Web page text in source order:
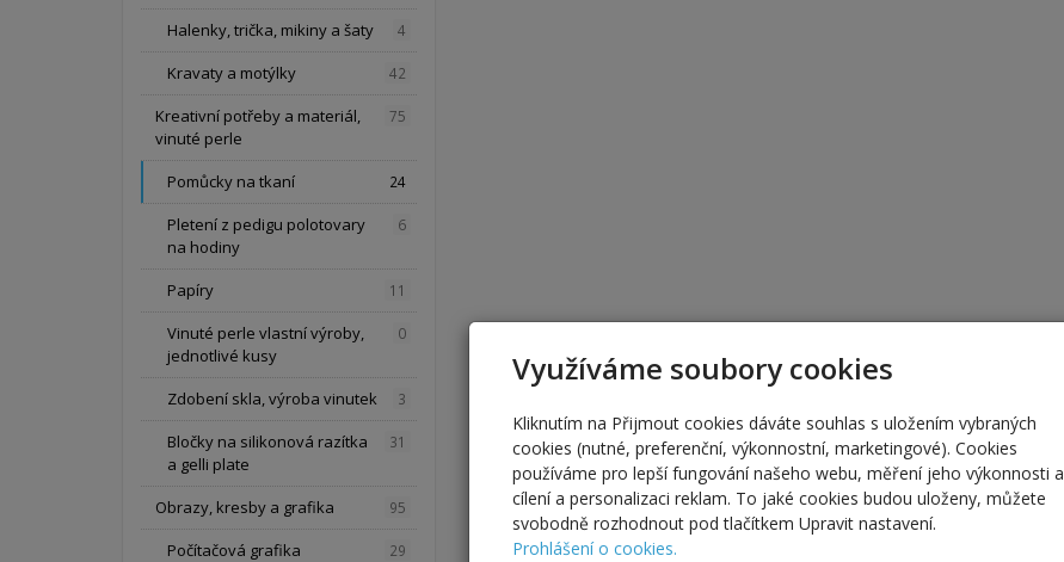
Halenky, trička, mikiny a šaty 4
Kravaty a motýlky 42
Kreativní potřeby a materiál,
vinuté perle
75
Pomůcky na tkaní 24
Pletení z pedigu polotovary
na hodiny
6
Papíry 11
Vinuté perle vlastní výroby,
jednotlivé kusy
0
Zdobení skla, výroba vinutek 3
Bločky na silikonová razítka
a gelli plate
31
Obrazy, kresby a grafika 95
Počítačová grafika 29
Využíváme soubory cookies
Kliknutím na Přijmout cookies dáváte souhlas s uložením vybraných
cookies (nutné, preferenční, výkonnostní, marketingové). Cookies
používáme pro lepší fungování našeho webu, měření jeho výkonnosti a
cílení a personalizaci reklam. To jaké cookies budou uloženy, můžete
svobodně rozhodnout pod tlačítkem Upravit nastavení.
Prohlášení o cookies.